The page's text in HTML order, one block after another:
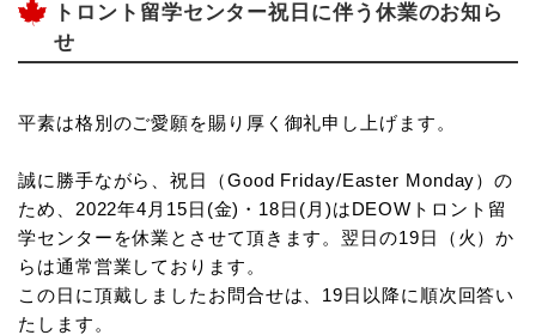
トロント留学センター祝日に伴う休業のお知ら
せ
平素は格別のご愛願を賜り厚く御礼申し上げます。
誠に勝手ながら、祝日（Good Friday/Easter Monday）の
ため、2022年4月15日(金)・18日(月)はDEOWトロント留
学センターを休業とさせて頂きます。翌日の19日（火）か
らは通常営業しております。
この日に頂戴しましたお問合せは、19日以降に順次回答い
たします。